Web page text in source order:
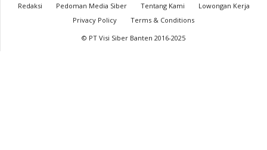
Redaksi Pedoman Media Siber Tentang Kami
Lowongan Kerja
Privacy Policy
Terms & Conditions
© PT Visi Siber Banten 2016-2025